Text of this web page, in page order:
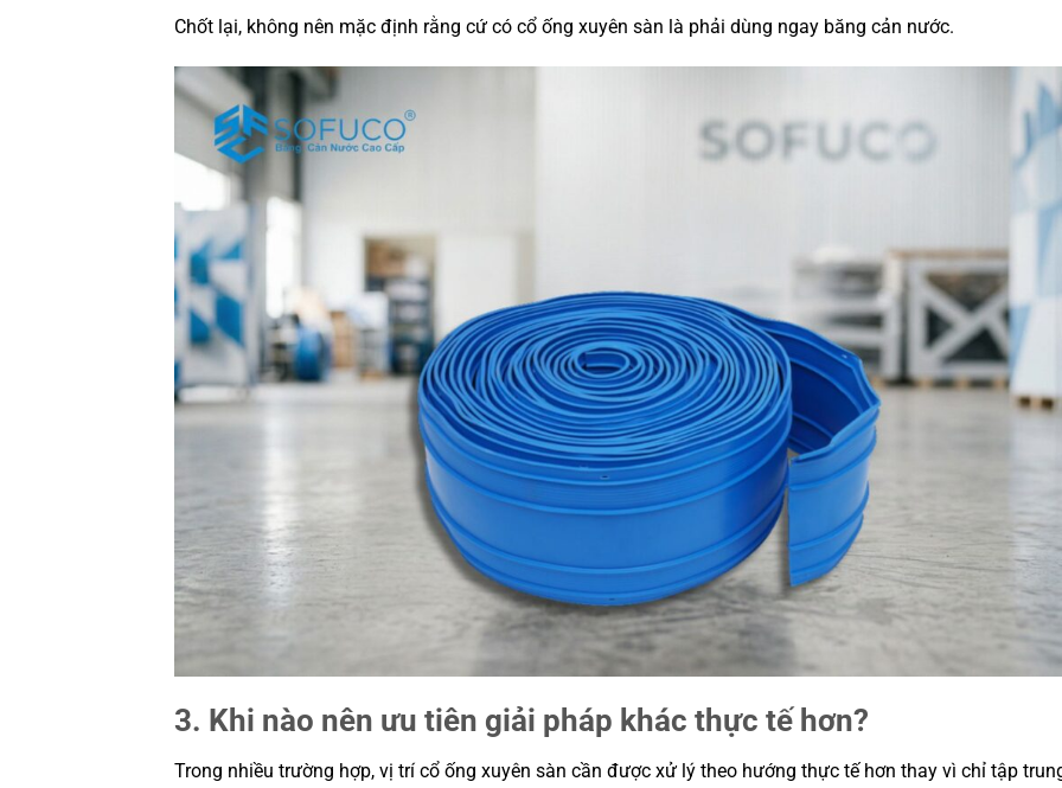
Chốt lại, không nên mặc định rằng cứ có cổ ống xuyên sàn là phải dùng ngay băng cản nước.
3. Khi nào nên ưu tiên giải pháp khác thực tế hơn?
Trong nhiều trường hợp, vị trí cổ ống xuyên sàn cần được xử lý theo hướng thực tế hơn thay vì chỉ tập